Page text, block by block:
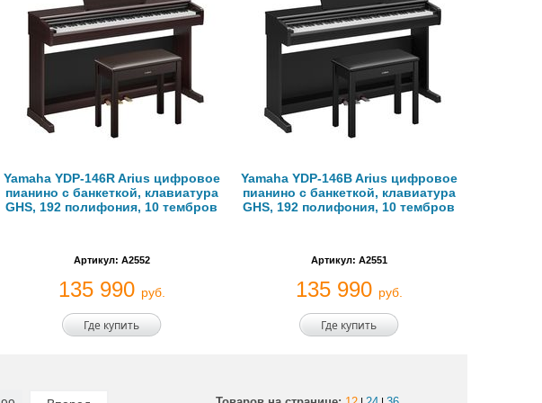
Yamaha YDP-146R Arius цифровое
пианино с банкеткой, клавиатура
GHS, 192 полифония, 10 тембров
Артикул: A2552
135 990 руб.
Где купить
Yamaha YDP-146B Arius цифровое
пианино с банкеткой, клавиатура
GHS, 192 полифония, 10 тембров
Артикул: A2551
135 990 руб.
Где купить